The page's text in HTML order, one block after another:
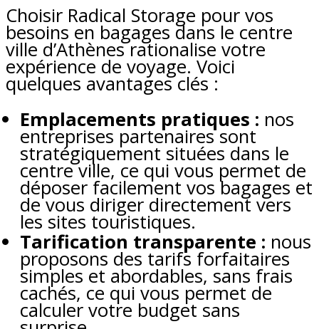
Choisir Radical Storage pour vos
besoins en bagages dans le centre
ville d’Athènes rationalise votre
expérience de voyage. Voici
quelques avantages clés :
Emplacements pratiques : nos
entreprises partenaires sont
stratégiquement situées dans le
centre ville, ce qui vous permet de
déposer facilement vos bagages et
de vous diriger directement vers
les sites touristiques.
Tarification transparente : nous
proposons des tarifs forfaitaires
simples et abordables, sans frais
cachés, ce qui vous permet de
calculer votre budget sans